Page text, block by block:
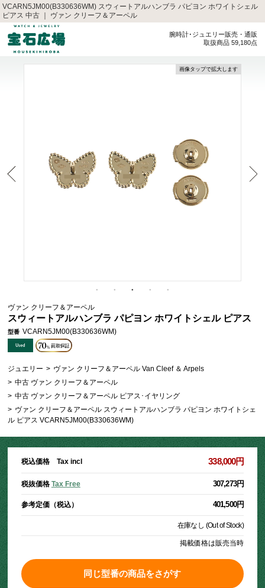
VCARN5JM00(B330636WM) スウィートアルハンブラ パピヨン ホワイトシェル
ピアス 中古 ｜ ヴァン クリーフ＆アーペル
腕時計･ジュエリー販売・通販
取扱商品 59,180点
画像タップで拡大します
ヴァン クリーフ＆アーペル
スウィートアルハンブラ パピヨン ホワイトシェル ピアス
型番 VCARN5JM00(B330636WM)
ジュエリー > ヴァン クリーフ＆アーペル Van Cleef ＆ Arpels
> 中古 ヴァン クリーフ＆アーペル
> 中古 ヴァン クリーフ＆アーペル ピアス･イヤリング
> ヴァン クリーフ＆アーペル スウィートアルハンブラ パピヨン ホワイトシェ
ル ピアス VCARN5JM00(B330636WM)
税込価格 Tax incl 338,000円
税抜価格 Tax Free 307,273円
参考定価（税込） 401,500円
在庫なし (Out of Stock)
掲載価格は販売当時
同じ型番の商品をさがす